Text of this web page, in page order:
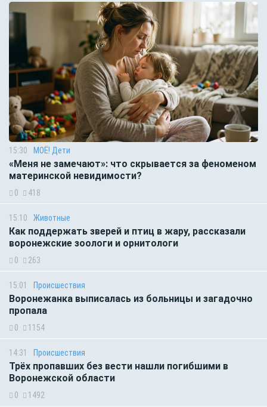
15:30 МОЁ! Дети
«Меня не замечают»: что скрывается за феноменом
материнской невидимости?
0 418
15:10 Животные
Как поддержать зверей и птиц в жару, рассказали
воронежские зоологи и орнитологи
0 263
15:01 Происшествия
Воронежанка выписалась из больницы и загадочно
пропала
0 1154
14:31 Происшествия
Трёх пропавших без вести нашли погибшими в
Воронежской области
0 1492